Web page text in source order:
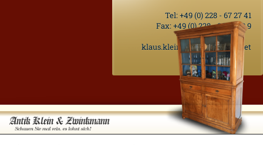
Tel:+49 (0) 228 - 67 27 41
Fax: +49 (0) 228 - 96 75 50 9
klaus.klein@antik-moebel.net